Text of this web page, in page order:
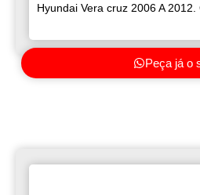
Hyundai Vera cruz 2006 A 2012.
Peça já o